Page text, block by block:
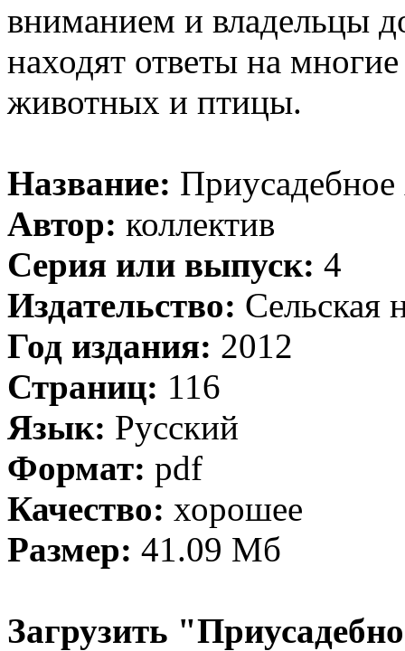
вниманием и владельцы
находят ответы на
животных и птицы.
Название:
Автор: коллектив
Серия или выпуск: 4
Издательство: Сельская
Год издания: 2012
Страниц: 116
Язык: Русский
Формат: pdf
Качество: хорошее
Размер: 41.09 Мб
Загрузить